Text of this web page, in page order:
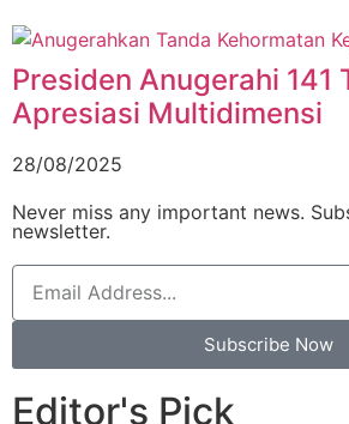
Presiden Anugerahi 141
Apresiasi Multidimensi
28/08/2025
Never miss any important news.
newsletter.
Subscribe Now
Editor's Pick